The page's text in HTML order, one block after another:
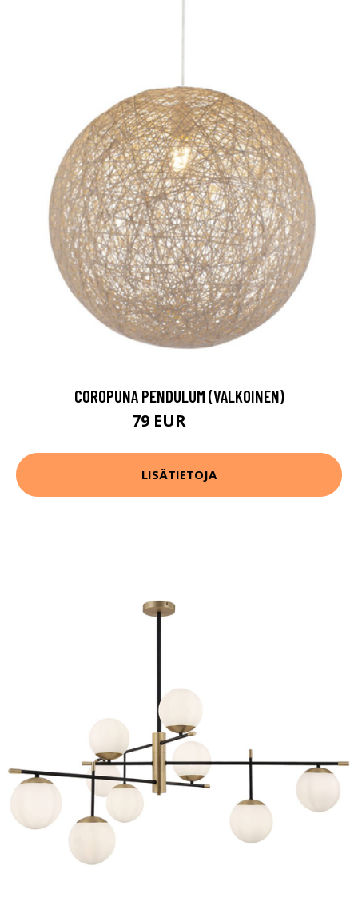
COROPUNA PENDULUM (VALKOINEN)
79 EUR
LISÄTIETOJA